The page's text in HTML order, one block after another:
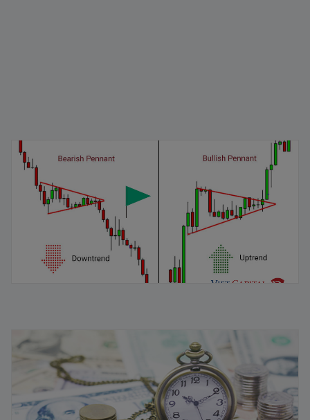
Mô hình cờ đuôi nheo: Đặc điểm và cách nhận dạng
04/02/2026
Vòng quay vốn lưu động là gì? Chiến lược quản lý hiệu
quả
11/08/2025